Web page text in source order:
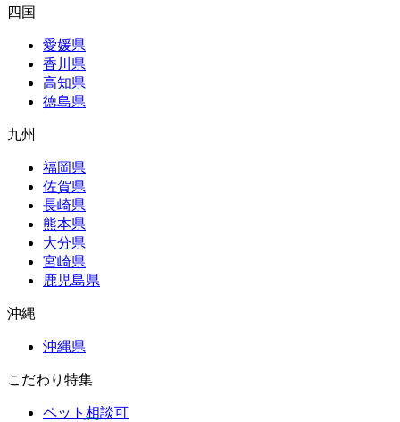
四国
愛媛県
香川県
高知県
徳島県
九州
福岡県
佐賀県
長崎県
熊本県
大分県
宮崎県
鹿児島県
沖縄
沖縄県
こだわり特集
ペット相談可